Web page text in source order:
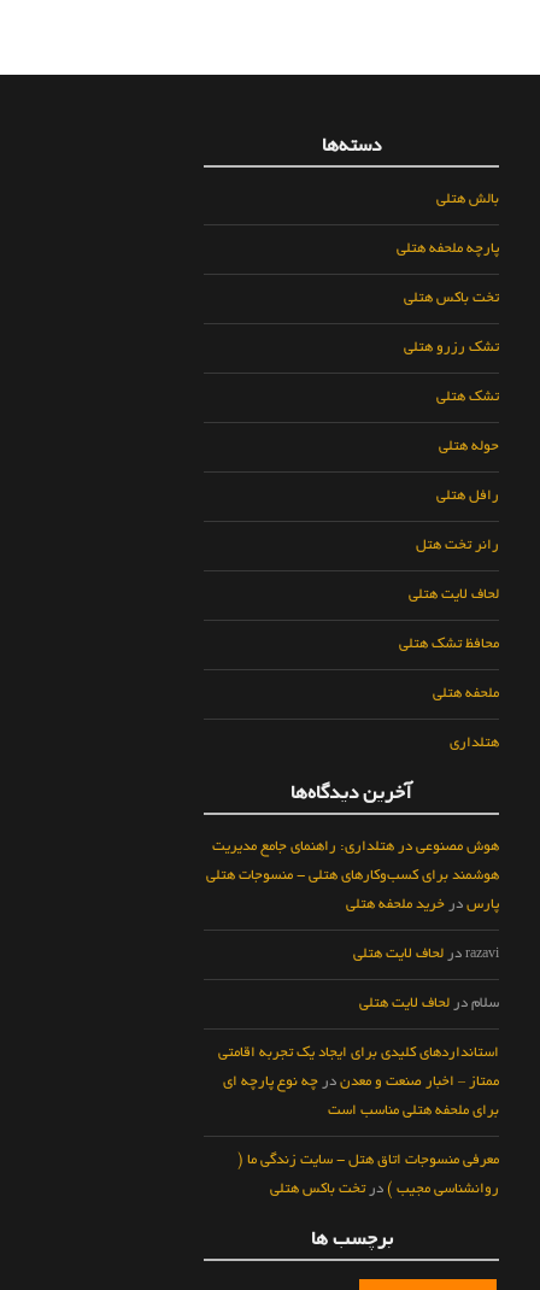
دسته‌ها
بالش هتلی
پارچه ملحفه هتلی
تخت باکس هتلی
تشک رزرو هتلی
تشک هتلی
حوله هتلی
رافل هتلی
رانر تخت هتل
لحاف لایت هتلی
محافظ تشک هتلی
ملحفه هتلی
هتلداری
آخرین دیدگاه‌ها
هوش مصنوعی در هتلداری: راهنمای جامع مدیریت
هوشمند برای کسب‌وکارهای هتلی - منسوجات هتلی
پارس در خرید ملحفه هتلی
razavi در لحاف لایت هتلی
سلام در لحاف لایت هتلی
استانداردهای کلیدی برای ایجاد یک تجربه اقامتی
ممتاز – اخبار صنعت و معدن در چه نوع پارچه ای
برای ملحفه هتلی مناسب است
معرفی منسوجات اتاق هتل - سایت زندگی ما (
روانشناسی مجیب ) درتخت باکس هتلی
برچسب ها